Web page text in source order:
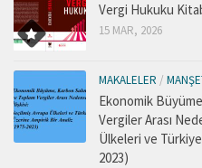
Vergi Hukuku
15 MAR, 2026
MAKALELER /
Ekonomik
Vergiler Arası
Ülkeleri ve
2023)